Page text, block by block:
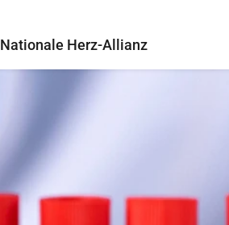
Nationale Herz-Allianz